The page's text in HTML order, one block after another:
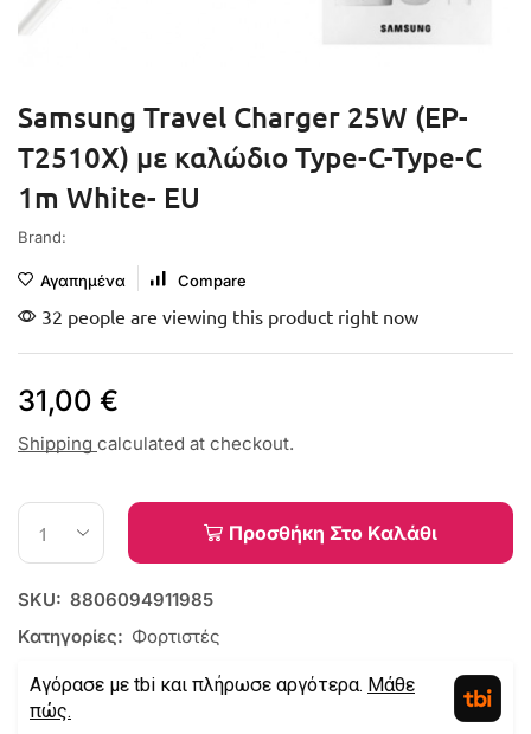
Samsung Travel Charger 25W (EP-
T2510X) με καλώδιο Type-C-Type-C
1m White- EU
Brand:
Αγαπημένα Compare
32 people are viewing this product right now
31,00 €
Shipping calculated at checkout.
Προσθήκη Στο Καλάθι
SKU: 8806094911985
Κατηγορίες: Φορτιστές
Αγόρασε με tbi και πλήρωσε αργότερα. Μάθε
πώς.